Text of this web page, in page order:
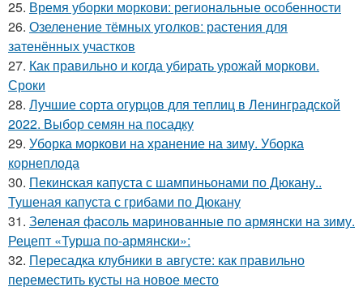
25. Время уборки моркови: региональные особенности
26. Озеленение тёмных уголков: растения для
затенённых участков
27. Как правильно и когда убирать урожай моркови.
Сроки
28. Лучшие сорта огурцов для теплиц в Ленинградской
2022. Выбор семян на посадку
29. Уборка моркови на хранение на зиму. Уборка
корнеплода
30. Пекинская капуста с шампиньонами по Дюкану..
Тушеная капуста с грибами по Дюкану
31. Зеленая фасоль маринованные по армянски на зиму.
Рецепт «Турша по-армянски»:
32. Пересадка клубники в августе: как правильно
переместить кусты на новое место